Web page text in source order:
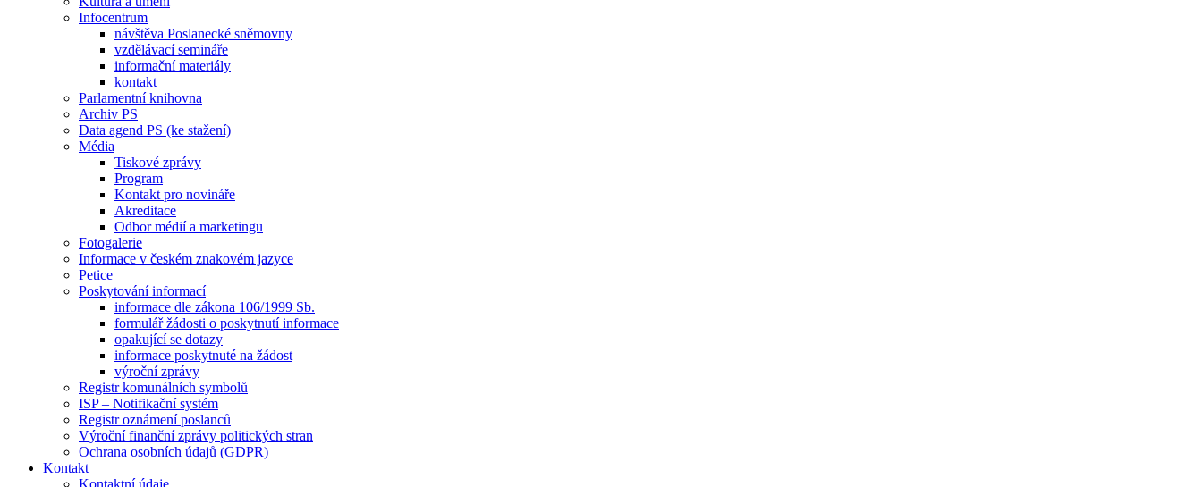
Infocentrum
návštěva Poslanecké sněmovny
vzdělávací semináře
informační materiály
kontakt
Parlamentní knihovna
Archiv PS
Data agend PS (ke stažení)
Média
Tiskové zprávy
Program
Kontakt pro novináře
Akreditace
Odbor médií a marketingu
Fotogalerie
Informace v českém znakovém jazyce
Petice
Poskytování informací
informace dle zákona 106/1999 Sb.
formulář žádosti o poskytnutí informace
opakující se dotazy
informace poskytnuté na žádost
výroční zprávy
Registr komunálních symbolů
ISP – Notifikační systém
Registr oznámení poslanců
Výroční finanční zprávy politických stran
Ochrana osobních údajů (GDPR)
Kontakt
Kontaktní údaje